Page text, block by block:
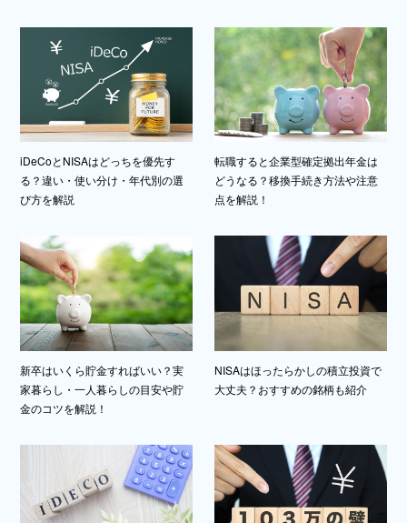
iDeCoとNISAはどっちを優先す
る？違い・使い分け・年代別の選
び方を解説
転職すると企業型確定拠出年金は
どうなる？移換手続き方法や注意
点を解説！
新卒はいくら貯金すればいい？実
家暮らし・一人暮らしの目安や貯
金のコツを解説！
NISAはほったらかしの積立投資で
大丈夫？おすすめの銘柄も紹介